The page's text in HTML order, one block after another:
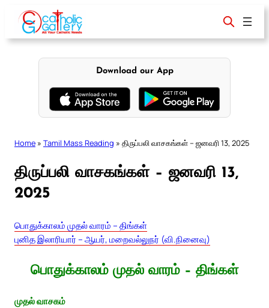
content
Download our App
Home » Tamil Mass Reading » திருப்பலி வாசகங்கள் – ஜனவரி 13, 2025
திருப்பலி வாசகங்கள் – ஜனவரி 13,
2025
பொதுக்காலம் முதல் வாரம் – திங்கள்
புனித இலாரியார் – ஆயர், மறைவல்லுநர் (வி.நினைவு)
பொதுக்காலம் முதல் வாரம் – திங்கள்
முதல் வாசகம்